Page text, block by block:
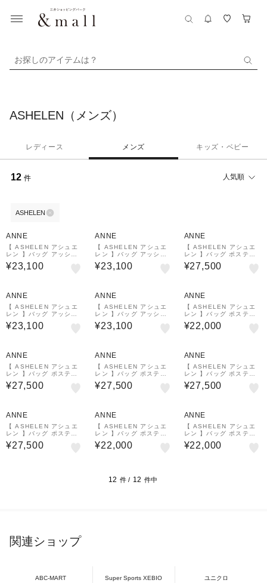
お探しのアイテムは？
ASHELEN（メンズ）
レディース メンズ キッズ・ベビー
12 件 人気順
ASHELEN
ANNE
【 ASHELEN アシュエ
レン 】バッグ アッシュ
エレン・NEWレギュラー
¥23,100
ANNE
【 ASHELEN アシュエ
レン 】バッグ アッシュ
エレン・NEWレギュラー
¥23,100
ANNE
【 ASHELEN アシュエ
レン 】バッグ ポスティ
ーノL
¥27,500
ANNE
【 ASHELEN アシュエ
レン 】バッグ アッシュ
エレン・NEWレギュラー
¥23,100
ANNE
【 ASHELEN アシュエ
レン 】バッグ アッシュ
エレン・NEWレギュラー
¥23,100
ANNE
【 ASHELEN アシュエ
レン 】バッグ ポスティ
ーノM
¥22,000
ANNE
【 ASHELEN アシュエ
レン 】バッグ ポスティ
ーノL
¥27,500
ANNE
【 ASHELEN アシュエ
レン 】バッグ ポスティ
ーノL
¥27,500
ANNE
【 ASHELEN アシュエ
レン 】バッグ ポスティ
ーノL
¥27,500
ANNE
【 ASHELEN アシュエ
レン 】バッグ ポスティ
ーノL
¥27,500
ANNE
【 ASHELEN アシュエ
レン 】バッグ ポスティ
ーノM
¥22,000
ANNE
【 ASHELEN アシュエ
レン 】バッグ ポスティ
ーノM
¥22,000
12 件 / 12 件中
関連ショップ
ABC-MART
Super Sports XEBIO
ユニクロ